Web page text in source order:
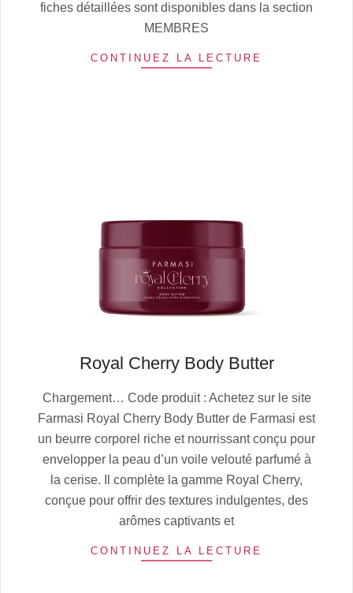
fiches détaillées sont disponibles dans la section
MEMBRES
CONTINUEZ LA LECTURE
Royal Cherry Body Butter
10-
13
Chargement… Code produit : Achetez sur le site
Farmasi Royal Cherry Body Butter de Farmasi est
un beurre corporel riche et nourrissant conçu pour
envelopper la peau d’un voile velouté parfumé à
la cerise. Il complète la gamme Royal Cherry,
conçue pour offrir des textures indulgentes, des
arômes captivants et
CONTINUEZ LA LECTURE